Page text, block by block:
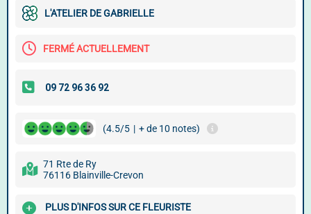
L'ATELIER DE GABRIELLE
FERMÉ ACTUELLEMENT
(4.5/5 | + de 10 notes)
71 Rte de Ry
76116 Blainville-Crevon
PLUS D'INFOS SUR CE FLEURISTE